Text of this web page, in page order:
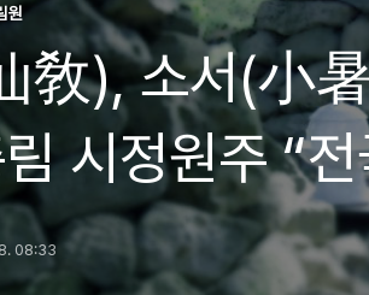
원
敎), 소서(小
시정원주 “​
명상법회” 집전
08:33